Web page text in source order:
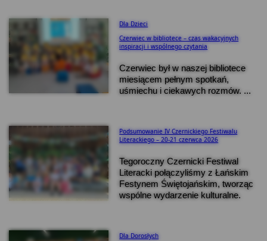
Dla Dzieci
Czerwiec w bibliotece – czas wakacyjnych
inspiracji i wspólnego czytania
Czerwiec był w naszej bibliotece
miesiącem pełnym spotkań,
uśmiechu i ciekawych rozmów. ...
Podsumowanie IV Czernickiego Festiwalu
Literackiego – 20-21 czerwca 2026
Tegoroczny Czernicki Festiwal
Literacki połączyliśmy z Łańskim
Festynem Świętojańskim, tworząc
wspólne wydarzenie kulturalne.
Dla Dorosłych